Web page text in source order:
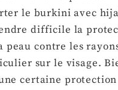
le burkini avec
difficile la
peau contre les
sur le visage.
certaine protection